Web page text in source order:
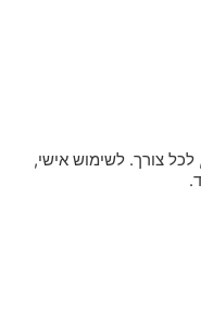
צורך. לשימוש אישי,